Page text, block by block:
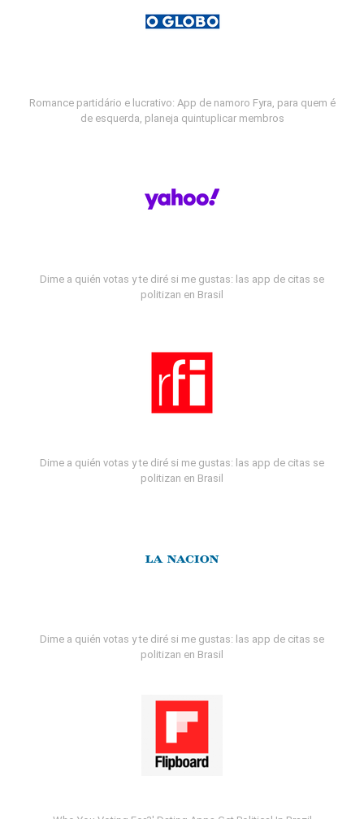
Romance partidário e lucrativo: App de namoro Fyra, para quem é
de esquerda, planeja quintuplicar membros
Dime a quién votas y te diré si me gustas: las app de citas se
politizan en Brasil
Dime a quién votas y te diré si me gustas: las app de citas se
politizan en Brasil
Dime a quién votas y te diré si me gustas: las app de citas se
politizan en Brasil